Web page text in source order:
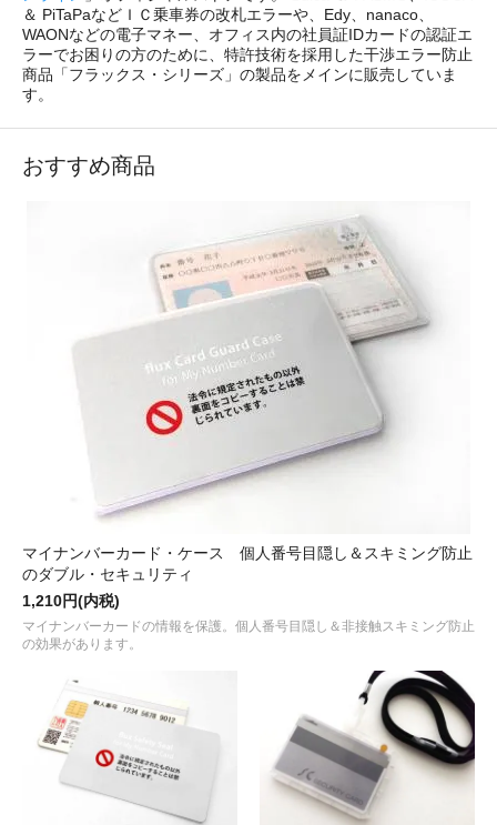
＆ PiTaPaなどＩＣ乗車券の改札エラーや、Edy、nanaco、
WAONなどの電子マネー、オフィス内の社員証IDカードの認証エ
ラーでお困りの方のために、特許技術を採用した干渉エラー防止
商品「フラックス・シリーズ」の製品をメインに販売していま
す。
おすすめ商品
マイナンバーカード・ケース 個人番号目隠し＆スキミング防止
のダブル・セキュリティ
1,210円(内税)
マイナンバーカードの情報を保護。個人番号目隠し＆非接触スキミング防止
の効果があります。